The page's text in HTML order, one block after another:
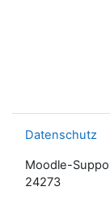
Datenschutz
Moodle-
24273